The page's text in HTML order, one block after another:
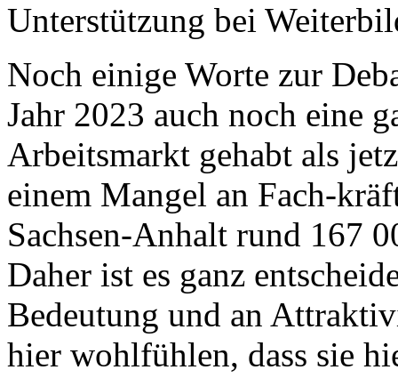
Unterstützung bei
Noch einige Worte zur
Jahr 2023 auch noch eine
Arbeitsmarkt gehabt als
einem Mangel an Fach-
Sachsen-Anhalt rund 167
Daher ist es ganz
Bedeutung und an
hier wohlfühlen, dass sie